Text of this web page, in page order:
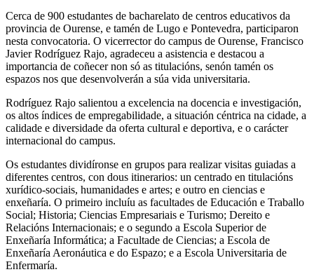
Cerca de 900 estudantes de bacharelato de centros educativos da
provincia de Ourense, e tamén de Lugo e Pontevedra, participaron
nesta convocatoria. O vicerrector do campus de Ourense, Francisco
Javier Rodríguez Rajo, agradeceu a asistencia e destacou a
importancia de coñecer non só as titulacións, senón tamén os
espazos nos que desenvolverán a súa vida universitaria.
Rodríguez Rajo salientou a excelencia na docencia e investigación,
os altos índices de empregabilidade, a situación céntrica na cidade, a
calidade e diversidade da oferta cultural e deportiva, e o carácter
internacional do campus.
Os estudantes dividíronse en grupos para realizar visitas guiadas a
diferentes centros, con dous itinerarios: un centrado en titulacións
xurídico-sociais, humanidades e artes; e outro en ciencias e
enxeñaría. O primeiro incluíu as facultades de Educación e Traballo
Social; Historia; Ciencias Empresariais e Turismo; Dereito e
Relacións Internacionais; e o segundo a Escola Superior de
Enxeñaría Informática; a Facultade de Ciencias; a Escola de
Enxeñaría Aeronáutica e do Espazo; e a Escola Universitaria de
Enfermaría.